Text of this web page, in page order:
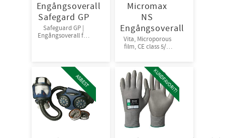
Engångsoverall
Safegard GP
Safeguard GP |
Engångsoverall för
och andas väl för
god arbetskomfort.
50st/kart
Micromax
NS
Engångsoverall
Vita, Microporous
film, CE class 5/6.
för PCB &
asbestsanering
Förp : 25 st
overall/krt
ASBEST KUNDFAVORIT!